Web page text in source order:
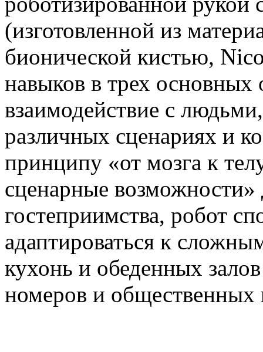
(изготовленной из
бионической кистью,
навыков в трех основных
взаимодействие с
различных сценариях и
принципу «от мозга к
сценарные возможности»
гостеприимства, робот
адаптироваться к
кухонь и обеденных
номеров и общественных